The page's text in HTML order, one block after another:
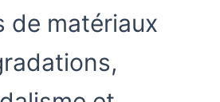
de matériaux